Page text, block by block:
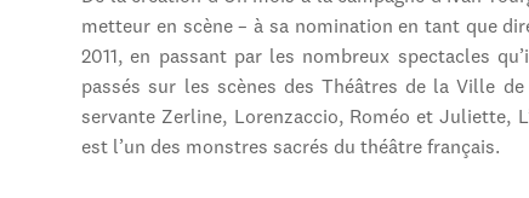
metteur en scène – à sa nomination en tant que
2011, en passant par les nombreux spectacles
passés sur les scènes des Théâtres de la Ville
servante Zerline, Lorenzaccio, Roméo et Juliette,
est l’un des monstres sacrés du théâtre français.